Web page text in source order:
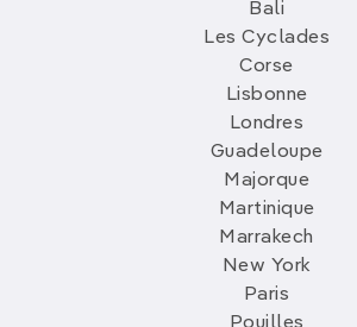
Bali
Les Cyclades
Corse
Lisbonne
Londres
Guadeloupe
Majorque
Martinique
Marrakech
New York
Paris